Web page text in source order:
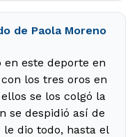
de Paola Moreno
este deporte en
los tres oros en
se los colgó la
se despidió así de
dio todo, hasta el